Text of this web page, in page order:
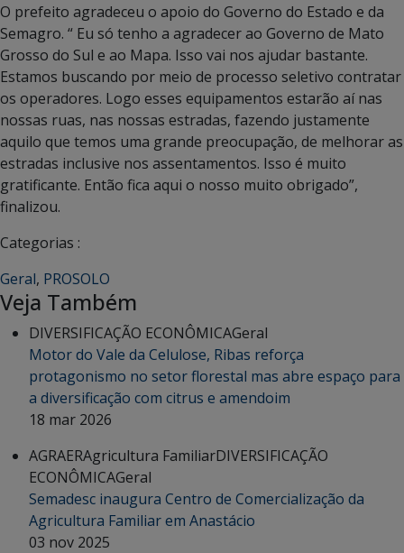
O prefeito agradeceu o apoio do Governo do Estado e da
Semagro. “ Eu só tenho a agradecer ao Governo de Mato
Grosso do Sul e ao Mapa. Isso vai nos ajudar bastante.
Estamos buscando por meio de processo seletivo contratar
os operadores. Logo esses equipamentos estarão aí nas
nossas ruas, nas nossas estradas, fazendo justamente
aquilo que temos uma grande preocupação, de melhorar as
estradas inclusive nos assentamentos. Isso é muito
gratificante. Então fica aqui o nosso muito obrigado”,
finalizou.
Categorias :
Geral, PROSOLO
Veja Também
DIVERSIFICAÇÃO ECONÔMICAGeral
Motor do Vale da Celulose, Ribas reforça
protagonismo no setor florestal mas abre espaço para
a diversificação com citrus e amendoim
18 mar 2026
AGRAERAgricultura FamiliarDIVERSIFICAÇÃO
ECONÔMICAGeral
Semadesc inaugura Centro de Comercialização da
Agricultura Familiar em Anastácio
03 nov 2025